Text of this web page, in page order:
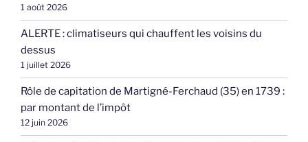
1 août 2026
ALERTE : climatiseurs qui chauffent les voisins du
dessus
1 juillet 2026
Rôle de capitation de Martigné-Ferchaud (35) en 1739 :
par montant de l’impôt
12 juin 2026